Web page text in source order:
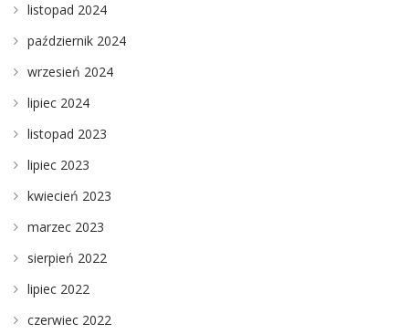
listopad 2024
październik 2024
wrzesień 2024
lipiec 2024
listopad 2023
lipiec 2023
kwiecień 2023
marzec 2023
sierpień 2022
lipiec 2022
czerwiec 2022